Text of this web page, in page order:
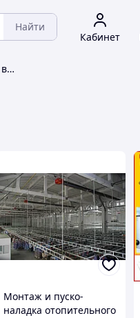
Найти
Кабинет
Монтаж и обслуживание систем вентиляции и кондиционирования
Монтаж и пуско-
наладка отопительного